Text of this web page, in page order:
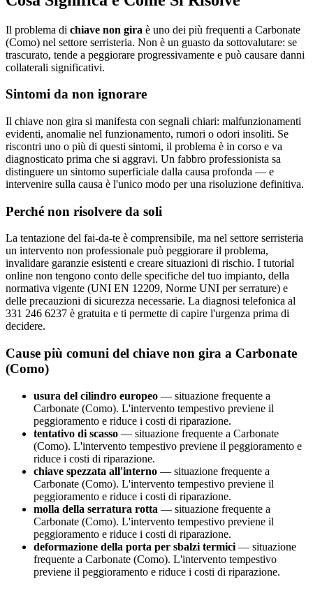
Il problema di chiave non gira è uno dei più frequenti a Carbonate
(Como) nel settore serristeria. Non è un guasto da sottovalutare: se
trascurato, tende a peggiorare progressivamente e può causare danni
collaterali significativi.
Sintomi da non ignorare
Il chiave non gira si manifesta con segnali chiari: malfunzionamenti
evidenti, anomalie nel funzionamento, rumori o odori insoliti. Se
riscontri uno o più di questi sintomi, il problema è in corso e va
diagnosticato prima che si aggravi. Un fabbro professionista sa
distinguere un sintomo superficiale dalla causa profonda — e
intervenire sulla causa è l'unico modo per una risoluzione definitiva.
Perché non risolvere da soli
La tentazione del fai-da-te è comprensibile, ma nel settore serristeria
un intervento non professionale può peggiorare il problema,
invalidare garanzie esistenti e creare situazioni di rischio. I tutorial
online non tengono conto delle specifiche del tuo impianto, della
normativa vigente (UNI EN 12209, Norme UNI per serrature) e
delle precauzioni di sicurezza necessarie. La diagnosi telefonica al
331 246 6237 è gratuita e ti permette di capire l'urgenza prima di
decidere.
Cause più comuni del chiave non gira a Carbonate
(Como)
usura del cilindro europeo — situazione frequente a
Carbonate (Como). L'intervento tempestivo previene il
peggioramento e riduce i costi di riparazione.
tentativo di scasso — situazione frequente a Carbonate
(Como). L'intervento tempestivo previene il peggioramento e
riduce i costi di riparazione.
chiave spezzata all'interno — situazione frequente a
Carbonate (Como). L'intervento tempestivo previene il
peggioramento e riduce i costi di riparazione.
molla della serratura rotta — situazione frequente a
Carbonate (Como). L'intervento tempestivo previene il
peggioramento e riduce i costi di riparazione.
deformazione della porta per sbalzi termici — situazione
frequente a Carbonate (Como). L'intervento tempestivo
previene il peggioramento e riduce i costi di riparazione.